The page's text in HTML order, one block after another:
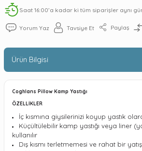
Saat 16:00’a kadar ki tüm siparişler aynı
Yorum Yaz Tavsiye Et Paylaş
Ürün Bilgisi
Coghlans Pillow Kamp Yastığı
ÖZELLİKLER
İç kısmına giysilerinizi koyup yastık
Küçültülebilir kamp yastığı veya liner
kullanılır
Dış kısmı terletmemesi ve rahat bir